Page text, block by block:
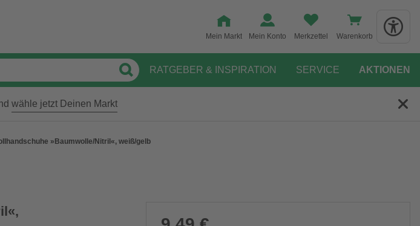
Mein Markt Mein Konto Merkzettel Warenkorb
RATGEBER & INSPIRATION SERVICE AKTIONEN
wähle jetzt Deinen Markt
»Baumwolle/Nitril«, weiß/gelb